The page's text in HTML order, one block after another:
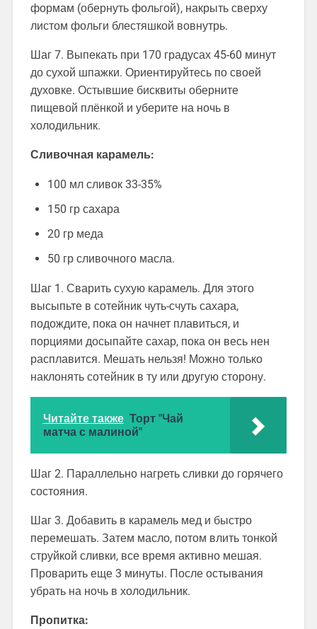
формам (обернуть фольгой), накрыть сверху
листом фольги блестяшкой вовнутрь.
Шаг 7. Выпекать при 170 градусах 45-60 минут
до сухой шпажки. Ориентируйтесь по своей
духовке. Остывшие бисквиты оберните
пищевой плёнкой и уберите на ночь в
холодильник.
Сливочная карамель:
100 мл сливок 33-35%
150 гр сахара
20 гр меда
50 гр сливочного масла.
Шаг 1. Сварить сухую карамель. Для этого
высыпьте в сотейник чуть-счуть сахара,
подождите, пока он начнет плавиться, и
порциями досыпайте сахар, пока он весь нен
расплавится. Мешать нельзя! Можно только
наклонять сотейник в ту или другую сторону.
Читайте также Торт "Чай
матча с малиной"
Шаг 2. Параллельно нагреть сливки до горячего
состояния.
Шаг 3. Добавить в карамель мед и быстро
перемешать. Затем масло, потом влить тонкой
струйкой сливки, все время активно мешая.
Проварить еще 3 минуты. После остывания
убрать на ночь в холодильник.
Пропитка: